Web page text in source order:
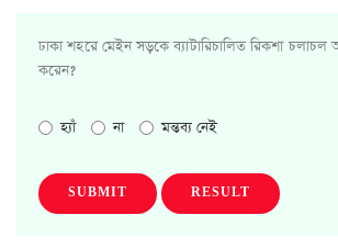
ঢাকা শহরে মেইন সড়কে ব্যাটারিচালিত রিকশা
করেন?
হ্যাঁ না মন্তব্য নেই
SUBMIT RESULT